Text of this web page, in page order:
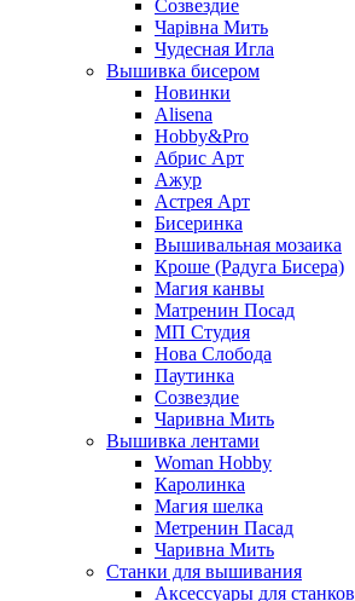
Созвездие
Чарiвна Мить
Чудесная Игла
Вышивка бисером
Новинки
Alisena
Hobby&Pro
Абрис Арт
Ажур
Астрея Арт
Бисеринка
Вышивальная мозаика
Кроше (Радуга Бисера)
Магия канвы
Матренин Посад
МП Студия
Нова Слобода
Паутинка
Созвездие
Чаривна Мить
Вышивка лентами
Woman Hobby
Каролинка
Магия шелка
Метренин Пасад
Чаривна Мить
Станки для вышивания
Аксессуары для станков